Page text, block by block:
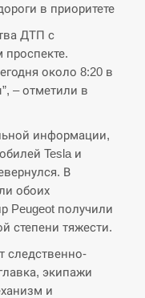
втрое,
для
рост” атак
в приоритете
ДТП с
около 8:20 в
– отметили в
информации,
Tesla и
В
обоих
Peugeot получили
степени тяжести.
следственно-
экипажи
и